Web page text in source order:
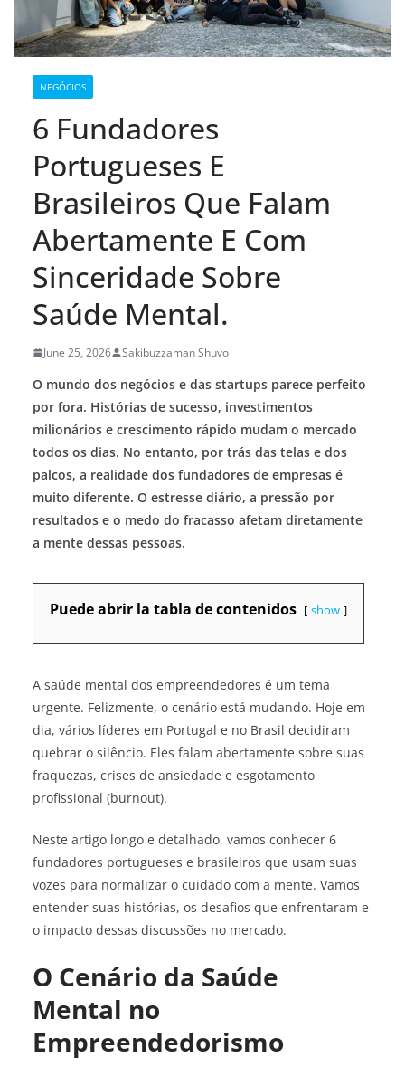
NEGÓCIOS
6 Fundadores
Portugueses E
Brasileiros Que Falam
Abertamente E Com
Sinceridade Sobre
Saúde Mental.
June 25, 2026 Sakibuzzaman Shuvo
O mundo dos negócios e das startups parece perfeito
por fora. Histórias de sucesso, investimentos
milionários e crescimento rápido mudam o mercado
todos os dias. No entanto, por trás das telas e dos
palcos, a realidade dos fundadores de empresas é
muito diferente. O estresse diário, a pressão por
resultados e o medo do fracasso afetam diretamente
a mente dessas pessoas.
Puede abrir la tabla de contenidos show
A saúde mental dos empreendedores é um tema
urgente. Felizmente, o cenário está mudando. Hoje em
dia, vários líderes em Portugal e no Brasil decidiram
quebrar o silêncio. Eles falam abertamente sobre suas
fraquezas, crises de ansiedade e esgotamento
profissional (burnout).
Neste artigo longo e detalhado, vamos conhecer 6
fundadores portugueses e brasileiros que usam suas
vozes para normalizar o cuidado com a mente. Vamos
entender suas histórias, os desafios que enfrentaram e
o impacto dessas discussões no mercado.
O Cenário da Saúde
Mental no
Empreendedorismo